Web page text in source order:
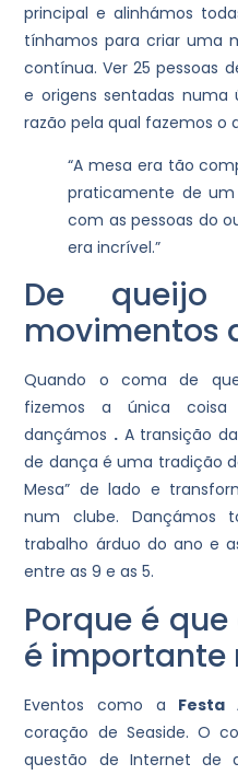
principal e alinhámos
tínhamos para criar uma
contínua. Ver 25 pessoas
e origens sentadas
razão pela qual fazemos o
“A mesa era tão
praticamente de
com as pessoas do
era incrível.”
De queijo
movimentos
Quando o coma de
fizemos a única coisa
dançámos . A transição
de dança é uma tradição
Mesa” de lado e
num clube. Dançámos
trabalho árduo do ano e
entre as 9 e as 5.
Porque é
é importante
Eventos como a Festa
coração de Seaside. O
questão de Internet de